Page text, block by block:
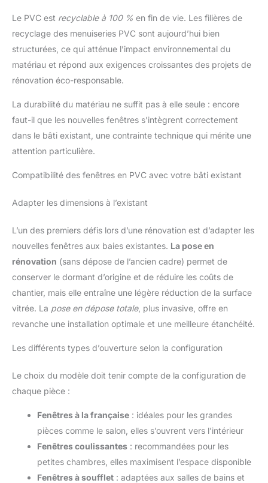
Le PVC est recyclable à 100 % en fin de vie. Les filières de
recyclage des menuiseries PVC sont aujourd’hui bien
structurées, ce qui atténue l’impact environnemental du
matériau et répond aux exigences croissantes des projets de
rénovation éco-responsable.
La durabilité du matériau ne suffit pas à elle seule : encore
faut-il que les nouvelles fenêtres s’intègrent correctement
dans le bâti existant, une contrainte technique qui mérite une
attention particulière.
Compatibilité des fenêtres en PVC avec votre bâti existant
Adapter les dimensions à l’existant
L’un des premiers défis lors d’une rénovation est d’adapter les
nouvelles fenêtres aux baies existantes. La pose en
rénovation (sans dépose de l’ancien cadre) permet de
conserver le dormant d’origine et de réduire les coûts de
chantier, mais elle entraîne une légère réduction de la surface
vitrée. La pose en dépose totale, plus invasive, offre en
revanche une installation optimale et une meilleure étanchéité.
Les différents types d’ouverture selon la configuration
Le choix du modèle doit tenir compte de la configuration de
chaque pièce :
Fenêtres à la française : idéales pour les grandes
pièces comme le salon, elles s’ouvrent vers l’intérieur
Fenêtres coulissantes : recommandées pour les
petites chambres, elles maximisent l’espace disponible
Fenêtres à soufflet : adaptées aux salles de bains et